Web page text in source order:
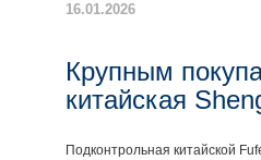
16.01.2026
Крупным
китайская
Подконтрольная китайской